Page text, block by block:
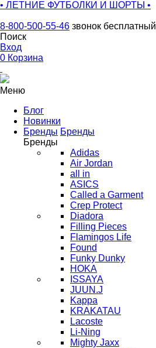
• ЛЕТНИЕ ФУТБОЛКИ И ШОРТЫ •
8-800-500-55-46 звонок бесплатный
Поиск
Вход
0 Корзина
Меню
Блог
Новинки
Бренды Бренды
Бренды
Adidas
Air Jordan
all in
ASICS
Called a Garment
Crep Protect
Diadora
Filling Pieces
Flamingos Life
Found
Funky Dunky
HOKA
ISSAYA
JUUN.J
Kappa
KRAKATAU
Lacoste
Li-Ning
Mighty Jaxx